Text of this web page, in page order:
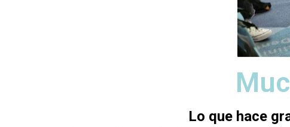
Lo que hace